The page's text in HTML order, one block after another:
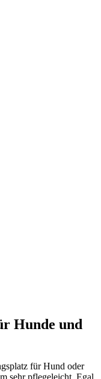
Hunde und
für Hund oder
sehr pflegeleicht. Egal,